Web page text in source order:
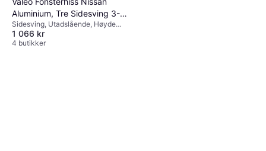
Aluminium, Tre Sidesving 3-
glassvindu Høyde 140cm
Sidesving, Utadslående, Høyde
140 cm
1 066 kr
4 butikker